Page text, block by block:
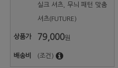
실크 셔츠, 무늬 패턴 맞춤
셔츠(FUTURE)
상품가 79,000원
배송비 (조건)